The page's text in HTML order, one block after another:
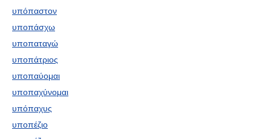
υπόπαστον
υποπάσχω
υποπαταγώ
υποπάτριος
υποπαύομαι
υποπαχύνομαι
υπόπαχυς
υποπέζιο